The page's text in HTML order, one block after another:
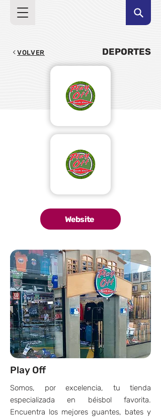
VOLVER DEPORTES
Website
Play Off
Somos, por excelencia, tu tienda
especializada en béisbol favorita.
Encuentra los mejores guantes, bates y